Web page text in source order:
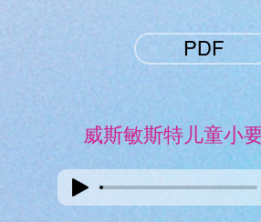
PDF
威斯敏斯特儿童小